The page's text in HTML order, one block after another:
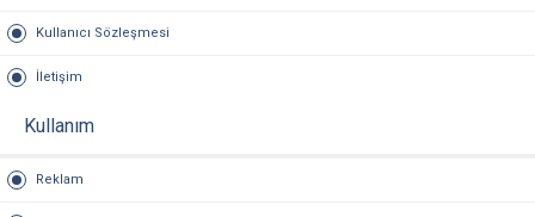
Kullanıcı Sözleşmesi
İletişim
Kullanım
Reklam